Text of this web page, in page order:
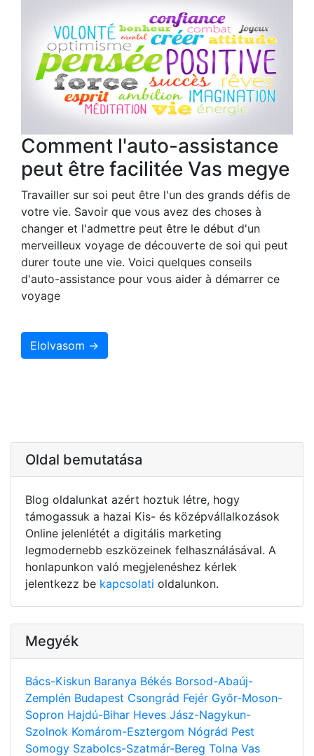
Comment l'auto-assistance
peut être facilitée Vas megye
Travailler sur soi peut être l'un des grands défis de
votre vie. Savoir que vous avez des choses à
changer et l'admettre peut être le début d'un
merveilleux voyage de découverte de soi qui peut
durer toute une vie. Voici quelques conseils
d'auto-assistance pour vous aider à démarrer ce
voyage
Elolvasom →
Oldal bemutatása
Blog oldalunkat azért hoztuk létre, hogy
támogassuk a hazai Kis- és középvállalkozások
Online jelenlétét a digitális marketing
legmodernebb eszközeinek felhasználásával. A
honlapunkon való megjelenéshez kérlek
jelentkezz be kapcsolati oldalunkon.
Megyék
Bács-Kiskun Baranya Békés Borsod-Abaúj-
Zemplén Budapest Csongrád Fejér Győr-Moson-
Sopron Hajdú-Bihar Heves Jász-Nagykun-
Szolnok Komárom-Esztergom Nógrád Pest
Somogy Szabolcs-Szatmár-Bereg Tolna Vas